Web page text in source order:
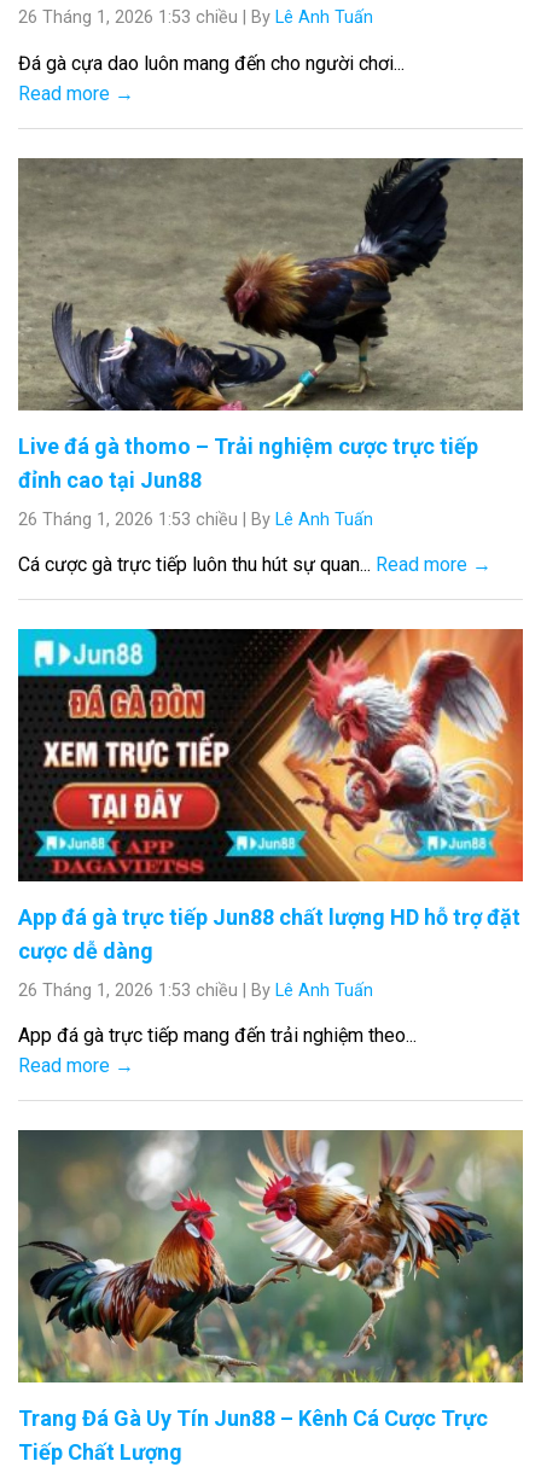
26 Tháng 1, 2026 1:53 chiều By Lê Anh Tuấn
Đá gà cựa dao luôn mang đến cho người chơi...
Read more →
Live đá gà thomo – Trải nghiệm cược trực tiếp
đỉnh cao tại Jun88
26 Tháng 1, 2026 1:53 chiều By Lê Anh Tuấn
Cá cược gà trực tiếp luôn thu hút sự quan... Read more →
App đá gà trực tiếp Jun88 chất lượng HD hỗ trợ đặt
cược dễ dàng
26 Tháng 1, 2026 1:53 chiều By Lê Anh Tuấn
App đá gà trực tiếp mang đến trải nghiệm theo...
Read more →
Trang Đá Gà Uy Tín Jun88 – Kênh Cá Cược Trực
Tiếp Chất Lượng